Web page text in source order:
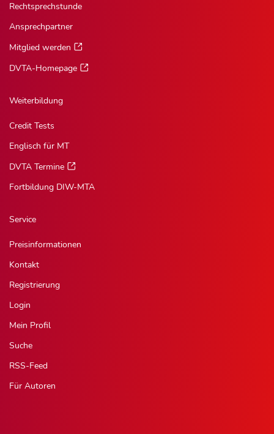
Rechtsprechstunde
Ansprechpartner
Mitglied werden
DVTA-Homepage
Weiterbildung
Credit Tests
Englisch für MT
DVTA Termine
Fortbildung DIW-MTA
Service
Preisinformationen
Kontakt
Registrierung
Login
Mein Profil
Suche
RSS-Feed
Für Autoren